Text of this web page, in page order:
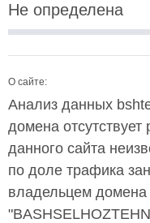
Не определена
О сайте:
Анализ данных
домена
данного сайта
по доле трафика
владельцем домена